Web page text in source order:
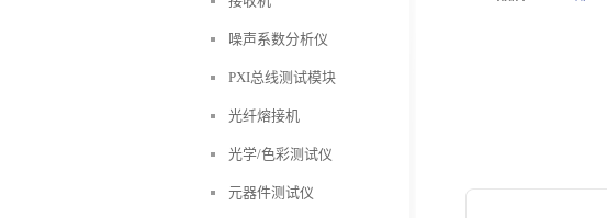
噪声系数分析仪
PXI总线测试模块
光纤熔接机
光学/色彩测试仪
元器件测试仪